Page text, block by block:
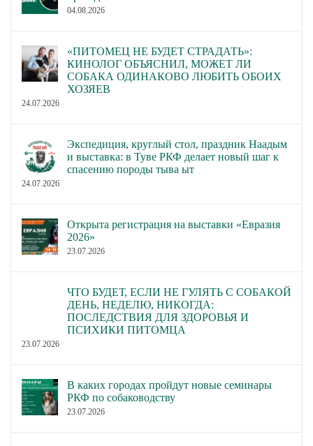
04.08.2026
«ПИТОМЕЦ НЕ БУДЕТ СТРАДАТЬ»:
КИНОЛОГ ОБЪЯСНИЛ, МОЖЕТ ЛИ
СОБАКА ОДИНАКОВО ЛЮБИТЬ ОБОИХ
ХОЗЯЕВ
24.07.2026
Экспедиция, круглый стол, праздник Наадым
и выставка: в Туве РКФ делает новый шаг к
спасению породы тыва ыт
24.07.2026
Открыта регистрация на выставки «Евразия
2026»
23.07.2026
ЧТО БУДЕТ, ЕСЛИ НЕ ГУЛЯТЬ С СОБАКОЙ
ДЕНЬ, НЕДЕЛЮ, НИКОГДА:
ПОСЛЕДСТВИЯ ДЛЯ ЗДОРОВЬЯ И
ПСИХИКИ ПИТОМЦА
23.07.2026
В каких городах пройдут новые семинары
РКФ по собаководству
23.07.2026